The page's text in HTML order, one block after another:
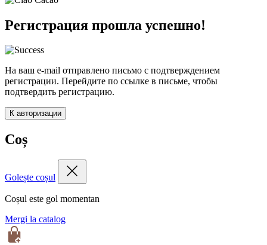
Регистрация прошла успешно!
На ваш e-mail отправлено письмо с подтверждением
регистрации. Перейдите по ссылке в письме, чтобы
подтвердить регистрацию.
К авторизации
Coș
Golește coșul
Coșul este gol momentan
Mergi la catalog